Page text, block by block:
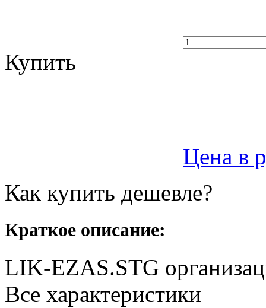
Купить
Цена в
Как купить дешевле?
Краткое описание:
LIK-EZAS.STG
Все характеристики